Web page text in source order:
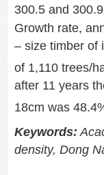
300.5 and
Growth rate,
– size timber of
of 1,110 trees/
after 11 years
18cm was
Keywords:
density, Dong